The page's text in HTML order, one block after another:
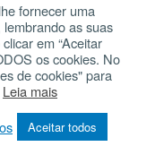
fornecer uma
as suas
em “Aceitar
os cookies. No
de cookies" para
Leia mais
Aceitar todos